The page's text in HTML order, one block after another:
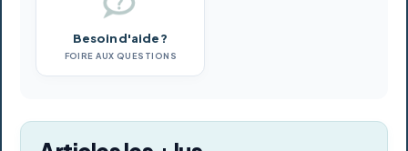
Besoin d'aide ?
FOIRE AUX QUESTIONS